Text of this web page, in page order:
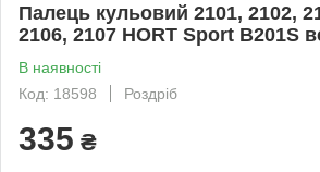
Палець кульовий 2101, 2102,
2106, 2107 HORT Sport B201S
В наявності
Код: 18598
Роздріб
335 ₴